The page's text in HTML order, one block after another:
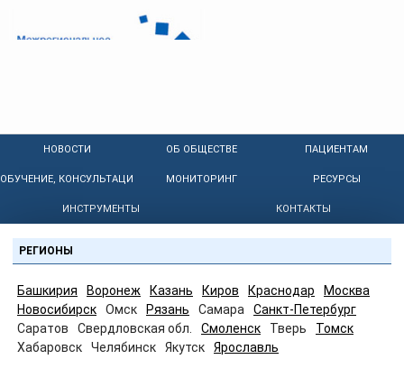
НОВОСТИ ОБ ОБЩЕСТВЕ ПАЦИЕНТАМ
ОБУЧЕНИЕ, КОНСУЛЬТАЦИИ МОНИТОРИНГ РЕСУРСЫ
ИНСТРУМЕНТЫ КОНТАКТЫ
РЕГИОНЫ
Башкирия Воронеж Казань Киров Краснодар
Москва
Новосибирск
Омск Рязань Самара
Санкт-Петербург
Саратов
Свердловская обл. Смоленск Тверь
Томск
Хабаровск
Челябинск Якутск Ярославль